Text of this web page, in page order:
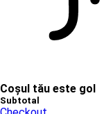
Coșul tău este gol
Subtotal